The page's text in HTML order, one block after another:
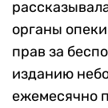
органы
прав за
изданию
ежемесячно